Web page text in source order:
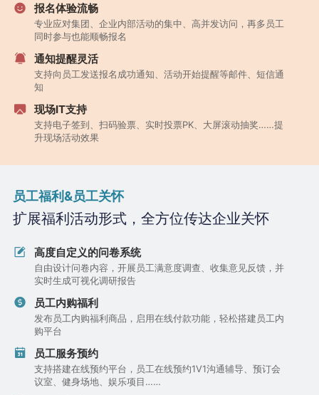
报名体验流畅
专业应对集团、企业内部活动的集中、高并发访问，再多员工
同时参与也能顺畅报名
通知提醒灵活
支持向员工发送报名成功通知、活动开始提醒等邮件、短信通
知
现场IT支持
支持电子签到、扫码验票、实时投票PK、大屏滚动抽奖……提
升现场活动效果
员工福利&员工关怀
扩展福利活动形式，全方位传达企业关怀
高度自定义的问卷系统
自由设计问卷内容，开展员工满意度调查、收集意见反馈，并
实时生成可视化调研报告
员工内购福利
发布员工内购福利商品，启用在线付款功能，轻松搭建员工内
购平台
员工服务预约
支持搭建在线预约平台，员工在线预约1V1沟通辅导、预订会
议室、健身场地、娱乐项目……